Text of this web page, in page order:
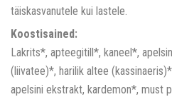
täiskasvanutele kui lastele.
Koostisained:
Lakrits*, apteegitill*, kaneel*,
(liivatee)*, harilik altee
apelsini ekstrakt, kardemon*, must